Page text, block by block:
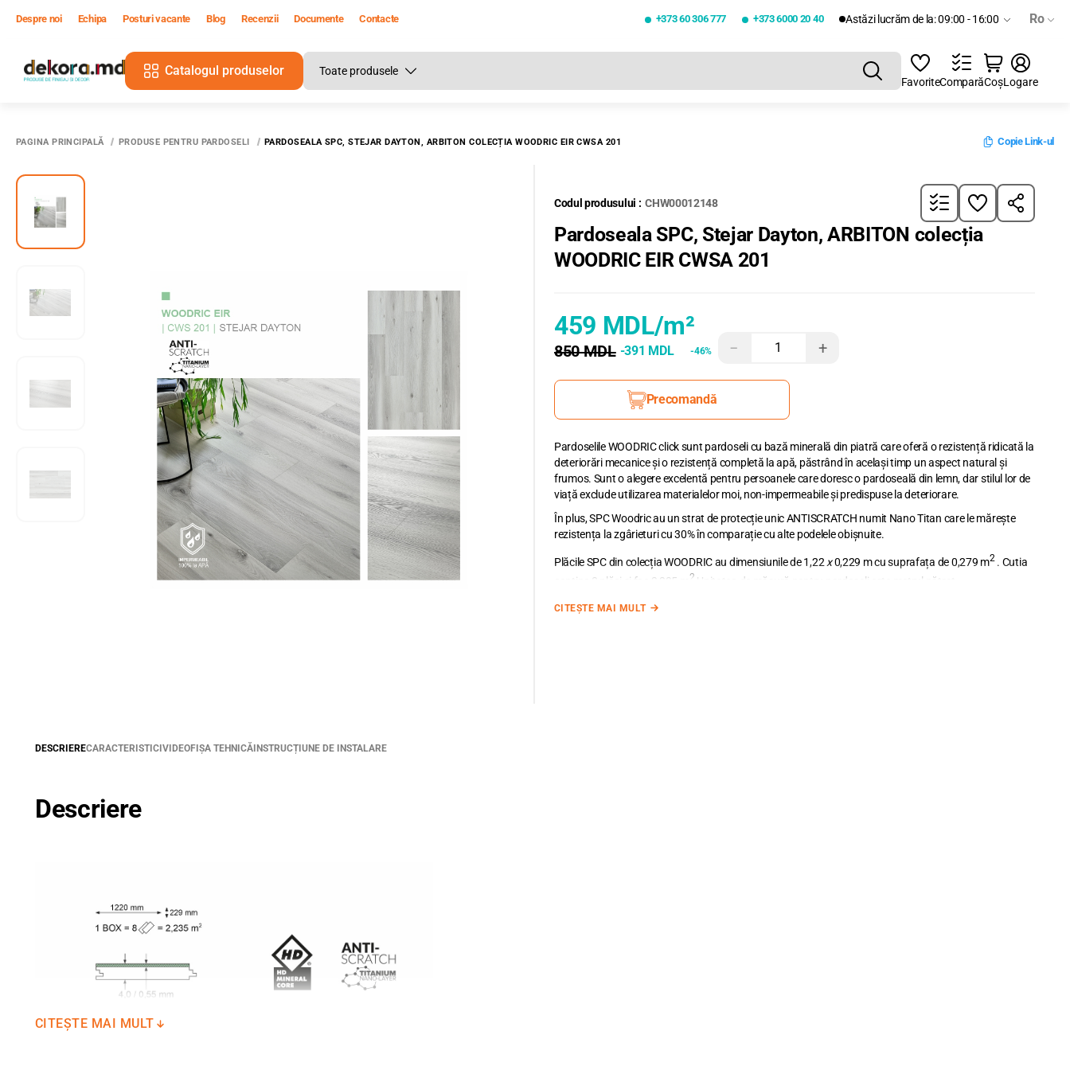
Despre noi Echipa Posturi vacante Blog Recenzii Documente Contacte +373 60 306 777 +373 6000 20 40 Astăzi lucrăm de la: 09:00 - 16:00 Ro
Catalogul produselor
FavoriteComparăCoșLogare
PAGINA PRINCIPALĂ PRODUSE PENTRU PARDOSELI PARDOSEALA SPC, STEJAR DAYTON, ARBITON COLECȚIA WOODRIC EIR CWSA 201 Copie Link-ul
Codul produsului : CHW00012148
Pardoseala SPC, Stejar Dayton, ARBITON colecția
WOODRIC EIR CWSA 201
459 MDL/m²
850 MDL -391 MDL -46% − +
Precomandă
Pardoselile WOODRIC click sunt pardoseli cu bază minerală din piatră care oferă o rezistență ridicată la
deteriorări mecanice și o rezistență completă la apă, păstrând în același timp un aspect natural și
frumos. Sunt o alegere excelentă pentru persoanele care doresc o pardoseală din lemn, dar stilul lor de
viață exclude utilizarea materialelor moi, non-impermeabile și predispuse la deteriorare.
În plus, SPC Woodric au un strat de protecție unic ANTISCRATCH numit Nano Titan care le mărește
rezistența la zgârieturi cu 30% în comparație cu alte podelele obișnuite.
Plăcile SPC din colecția WOODRIC au dimensiunile de 1,22 x0,229 m cu suprafața de 0,279 m2
. Cutia
conține 8 plăci și fac 2,235 m 2 Unitatea de măsură pentru pardoseli este metrul pătrat.
Adăugați în coș metrajul necesar, cu zecimale utilizând punct între cifre.
CITEȘTE MAI MULT
DESCRIERECARACTERISTICI VIDEOFIȘA TEHNICĂ INSTRUCȚIUNE DE INSTALARE
Descriere
CITEȘTE MAI MULT